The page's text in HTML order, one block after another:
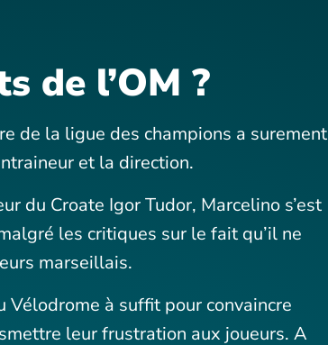
de l’OM ?
de la ligue des champions a surement
et la direction.
du Croate Igor Tudor, Marcelino s’est
les critiques sur le fait qu’il ne
marseillais.
Vélodrome à suffit pour convaincre
leur frustration aux joueurs. A